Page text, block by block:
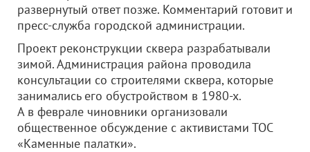
развернутый ответ позже. Комментарий готовит и
пресс-служба городской администрации.
Проект реконструкции сквера разрабатывали
зимой. Администрация района проводила
консультации со строителями сквера, которые
занимались его обустройством в 1980-х.
А в феврале чиновники организовали
общественное обсуждение с активистами ТОС
«Каменные палатки».